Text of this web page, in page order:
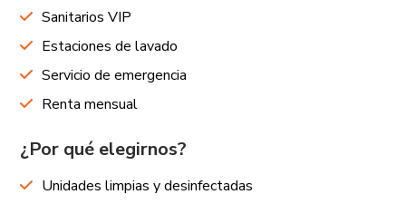
Sanitarios VIP
Estaciones de lavado
Servicio de emergencia
Renta mensual
¿Por qué elegirnos?
Unidades limpias y desinfectadas